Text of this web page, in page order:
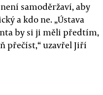
samoděržaví, aby
a kdo ne. „Ústava
by si ji měli předtím,
přečíst,“ uzavřel Jiří